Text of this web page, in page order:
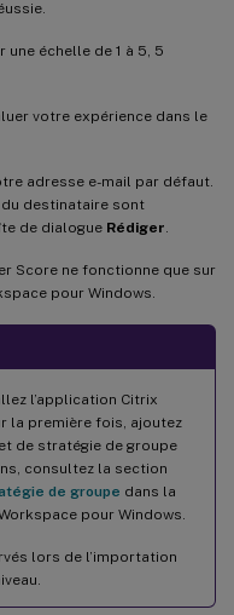
échelle de 1 à 5, 5
votre expérience dans le
adresse e-mail par défaut.
du destinataire sont
de dialogue Rédiger
Score ne fonctionne que sur
pour Windows.
l’application Citrix
la première fois, ajoutez
de stratégie de groupe
consultez la section
de groupe dans la
pour Windows.
lors de l’importation